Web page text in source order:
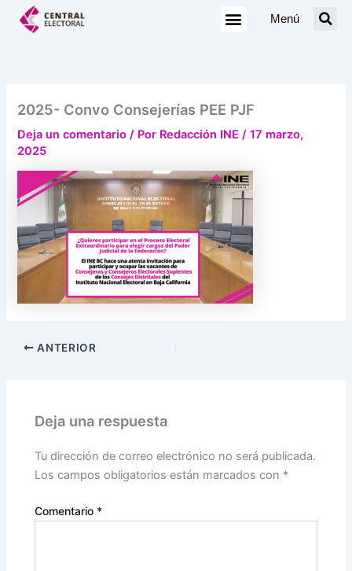
Menú
2025- Convo Consejerías PEE PJF
Deja un comentario / Por Redacción INE/17 marzo,
2025
ANTERIOR
Deja una respuesta
Tu dirección de correo electrónico no será publicada.
Los campos obligatorios están marcados con *
Comentario *